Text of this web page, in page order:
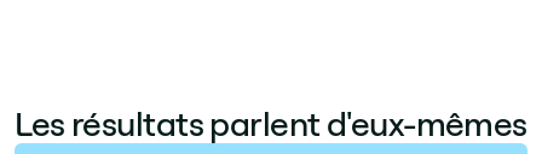
Les résultats parlent d'eux-mêmes